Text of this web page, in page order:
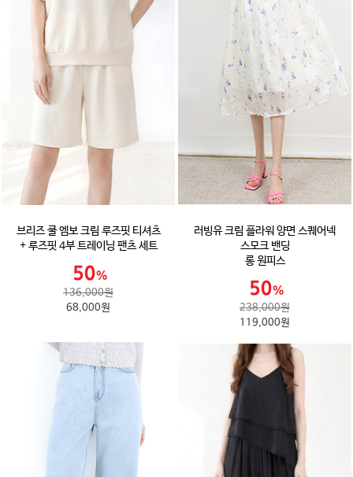
브리즈 쿨 엠보 크림 루즈핏 티셔츠
+ 루즈핏 4부 트레이닝 팬츠 세트
136,000원
68,000원
러빙유 크림 플라워 양면 스퀘어넥
스모크 밴딩
롱 원피스
238,000원
119,000원